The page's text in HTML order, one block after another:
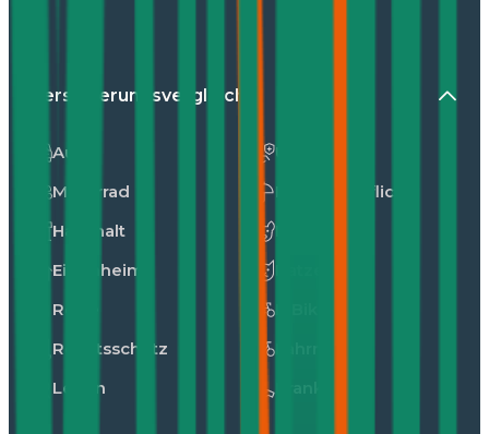
Versicherungsvergleiche
Auto
Motorrad
Haushalt
Eigenheim
Reise
Rechtsschutz
Leben
Unfall
Privathaftpflicht